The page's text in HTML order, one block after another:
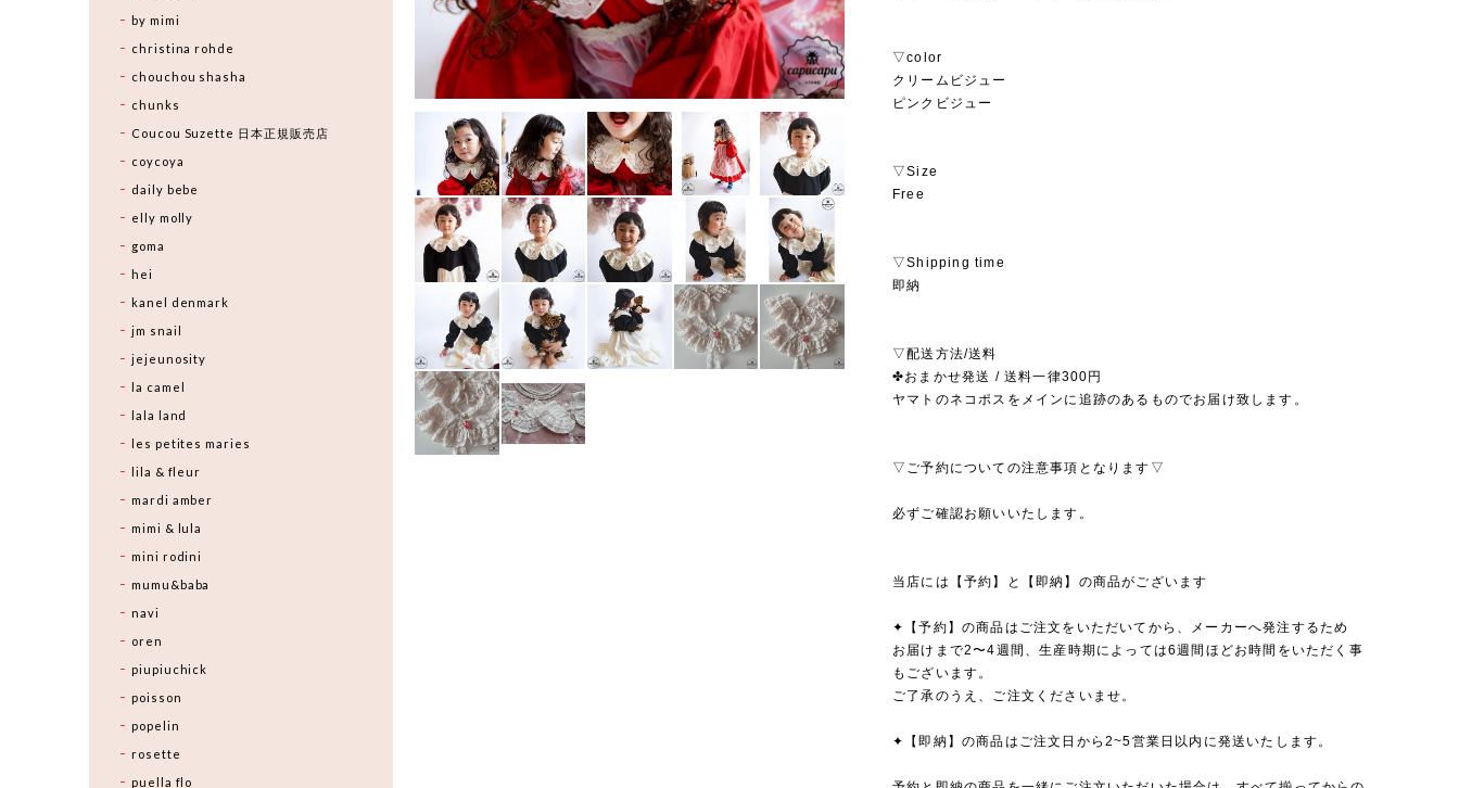
▽color
クリームビジュー
ピンクビジュー
▽Size
Free
▽Shipping time
即納
▽配送方法/送料
✤おまかせ発送 / 送料一律300円
ヤマトのネコポスをメインに追跡のあるものでお届け致します。
▽ご予約についての注意事項となります▽
必ずご確認お願いいたします。
当店には【予約】と【即納】の商品がございます
✦【予約】の商品はご注文をいただいてから、メーカーへ発注するため
お届けまで2〜4週間、生産時期によっては6週間ほどお時間をいただく事
もございます。
ご了承のうえ、ご注文くださいませ。
✦【即納】の商品はご注文日から2~5営業日以内に発送いたします。
by mimi
christina rohde
chouchou shasha
chunks
Coucou Suzette 日本正規販売店
coycoya
daily bebe
elly molly
goma
hei
kanel denmark
jm snail
jejeunosity
la camel
lala land
les petites maries
lila & fleur
mardi amber
mimi & lula
mini rodini
mumu&baba
navi
oren
piupiuchick
poisson
popelin
rosette
puella flo